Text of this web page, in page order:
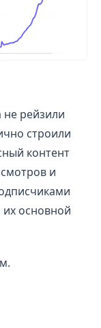
денег
не рейзили
строили
контент
и
основной